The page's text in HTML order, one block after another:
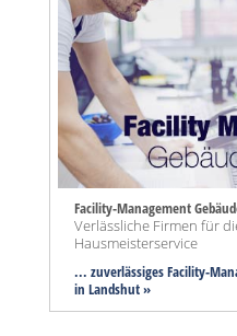
Facility-Management
Verlässliche Firmen für
Hausmeisterservice
... zuverlässiges Facility-
in Landshut »